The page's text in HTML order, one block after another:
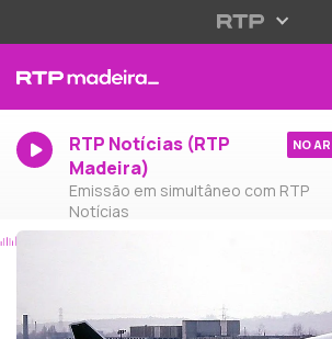
RTP Notícias (RTP
Madeira)
Emissão em simultâneo com RTP
Notícias
NO AR